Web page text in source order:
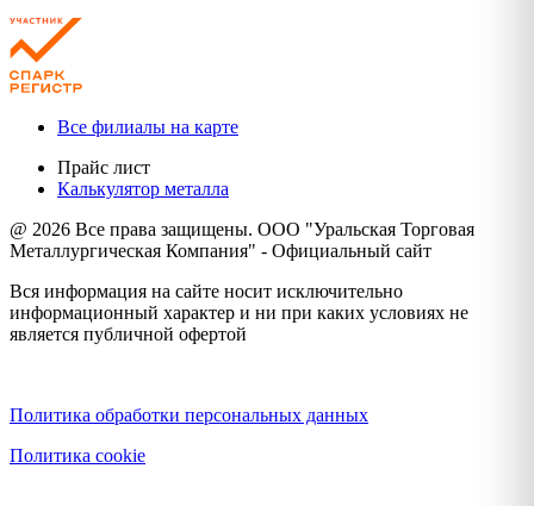
Все филиалы на карте
Прайс лист
Калькулятор металла
@ 2026 Все права защищены. ООО "Уральская Торговая
Металлургическая Компания" - Официальный сайт
Вся информация на сайте носит исключительно
информационный характер и ни при каких условиях не
является публичной офертой
Политика обработки персональных данных
Политика cookie